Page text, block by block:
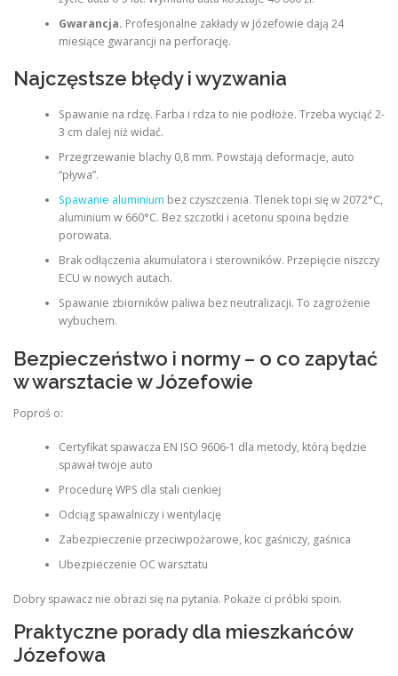
Gwarancja. Profesjonalne zakłady w Józefowie dają 24
miesiące gwarancji na perforację.
Najczęstsze błędy i wyzwania
Spawanie na rdzę. Farba i rdza to nie podłoże. Trzeba wyciąć 2-
3 cm dalej niż widać.
Przegrzewanie blachy 0,8 mm. Powstają deformacje, auto
“pływa”.
Spawanie aluminium bez czyszczenia. Tlenek topi się w 2072°C,
aluminium w 660°C. Bez szczotki i acetonu spoina będzie
porowata.
Brak odłączenia akumulatora i sterowników. Przepięcie niszczy
ECU w nowych autach.
Spawanie zbiorników paliwa bez neutralizacji. To zagrożenie
wybuchem.
Bezpieczeństwo i normy – o co zapytać
w warsztacie w Józefowie
Poproś o:
Certyfikat spawacza EN ISO 9606-1 dla metody, którą będzie
spawał twoje auto
Procedurę WPS dla stali cienkiej
Odciąg spawalniczy i wentylację
Zabezpieczenie przeciwpożarowe, koc gaśniczy, gaśnica
Ubezpieczenie OC warsztatu
Dobry spawacz nie obrazi się na pytania. Pokaże ci próbki spoin.
Praktyczne porady dla mieszkańców
Józefowa